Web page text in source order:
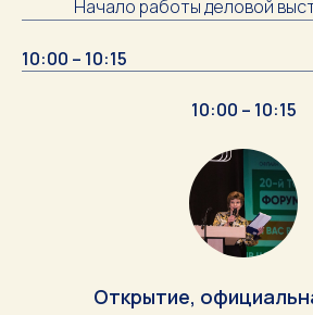
Начало работы деловой
10:00 – 10:15
10:00 – 10:15
Открытие,